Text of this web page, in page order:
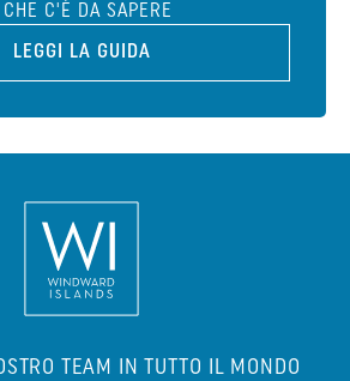
CHE C'È DA SAPERE
LEGGI LA GUIDA
TEAM IN TUTTO IL MONDO